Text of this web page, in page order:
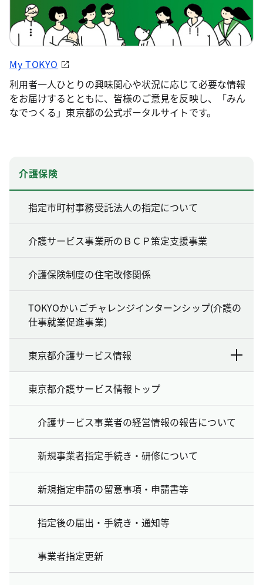
My TOKYO
利用者一人ひとりの興味関心や状況に応じて必要な情報
をお届けするとともに、皆様のご意見を反映し、「みん
なでつくる」東京都の公式ポータルサイトです。
介護保険
指定市町村事務受託法人の指定について
介護サービス事業所のＢＣＰ策定支援事業
介護保険制度の住宅改修関係
TOKYOかいごチャレンジインターンシップ(介護の
仕事就業促進事業)
東京都介護サービス情報
東京都介護サービス情報トップ
介護サービス事業者の経営情報の報告について
新規事業者指定手続き・研修について
新規指定申請の留意事項・申請書等
指定後の届出・手続き・通知等
事業者指定更新